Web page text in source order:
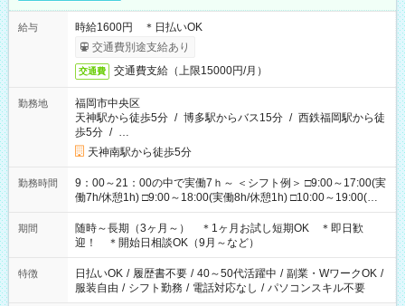
給与
時給1600円 ＊日払いOK
交通費別途支給あり
交通費 交通費支給（上限15000円/月）
勤務地
福岡市中央区
天神駅から徒歩5分 / 博多駅からバス15分 / 西鉄福岡駅から徒
歩5分 / …
天神南駅から徒歩5分
勤務時間
9：00～21：00の中で実働7ｈ～ ＜シフト例＞ □9:00～17:00(実
働7h/休憩1h) □9:00～18:00(実働8h/休憩1h) □10:00～19:00(実
働8h/休憩1h) □11:00～20:00(実働8h/休憩1h) □12:00～20:00(実
働7h/休憩1h) □12:00～21:00(実働7h/休憩1h) ＊固定OK ＊選べ
る時間帯！
期間
随時～長期（3ヶ月～） ＊1ヶ月お試し短期OK ＊即日歓
迎！ ＊開始日相談OK（9月～など）
特徴 日払いOK / 履歴書不要 / 40～50代活躍中 / 副業・WワークOK /
服装自由 / シフト勤務 / 電話対応なし / パソコンスキル不要